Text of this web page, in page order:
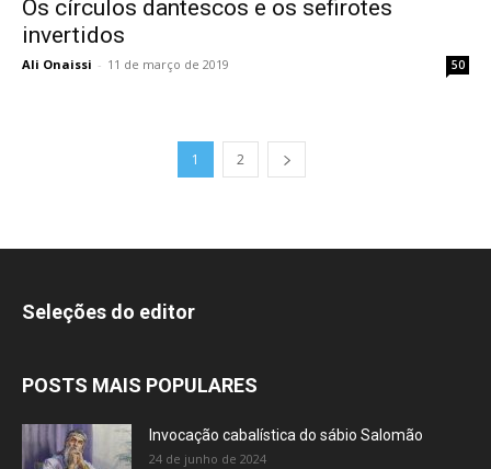
Os círculos dantescos e os sefirotes
invertidos
Ali Onaissi - 11 de março de 2019 50
1 2
Seleções do editor
POSTS MAIS POPULARES
Invocação cabalística do sábio Salomão
24 de junho de 2024